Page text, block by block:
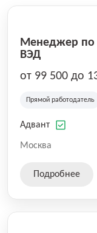
Менеджер по
ВЭД
от 99 500 до
Прямой работодатель
Адвант
Москва
Подробнее